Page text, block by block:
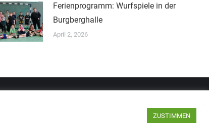
Ferienprogramm: Wurfspiele in der
Burgberghalle
April 2, 2026
Datenschutz
ZUSTIMMEN